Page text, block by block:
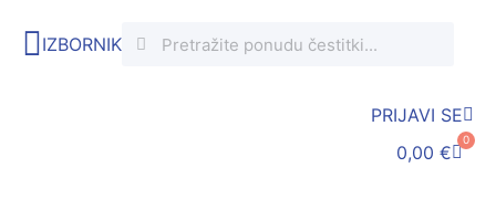
IZBORNIKSearchSearch
PRIJAVI SE
0,00 €
0
Cart